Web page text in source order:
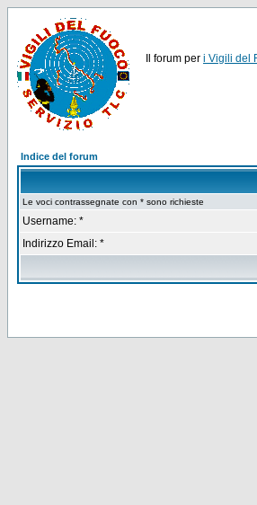
Il forum per i Vigili del
Indice del forum
Le voci contrassegnate con * sono richieste
Username: *
Indirizzo Email: *